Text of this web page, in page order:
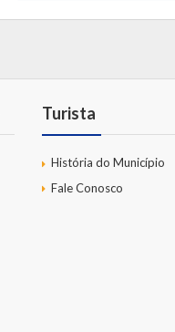
Turista
História do Município
Fale Conosco